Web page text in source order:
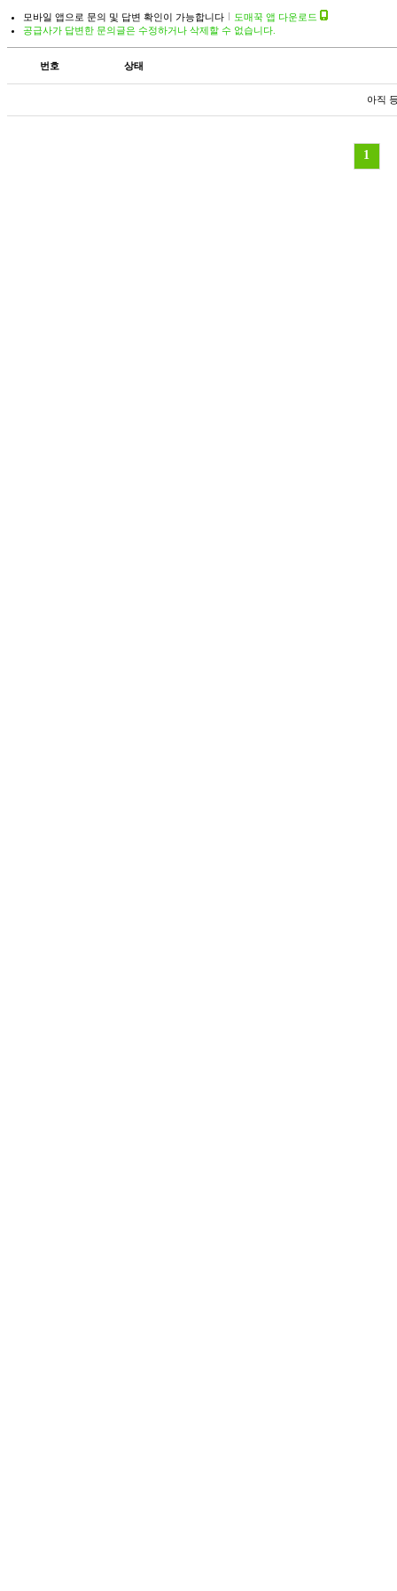
모바일 앱으로 문의 및 답변 확인이 가능합니다
도매꾹 앱 다운로드
공급사가 답변한 문의글은 수정하거나 삭제할 수 없습니다.
번호 상태
아직
1